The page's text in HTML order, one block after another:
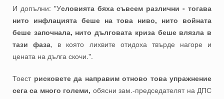
И допълни: "Условията бяха съвсем различни - тогава
нито инфлацията беше на това ниво, нито войната
беше започнала, нито дълговата криза беше влязла в
тази фаза, в която лихвите отидоха твърде нагоре и
цената на дълга скочи.".
Тоест рисковете да направим отново това упражнение
сега са много големи, обясни зам.-председателят на ДПС